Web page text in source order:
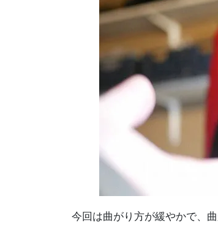
今回は曲がり方が緩やかで、